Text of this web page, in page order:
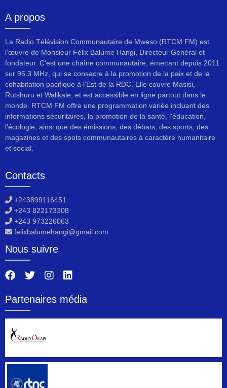
A propos
La Radio Télévision Communautaire de Mweso (RTCM FM) est
l'œuvre de Monsieur Félix Balume Hangi, Directeur Général et
fondateur. C'est une chaîne communautaire, émettant depuis 2011
sur 95.3 MHz, qui se consacre à la promotion de la paix et de la
cohabitation pacifique à l'Est de la RDC. Elle couvre Masisi,
Rutshuru et Walikale, et est accessible en ligne partout dans le
monde. RTCM FM offre une programmation variée incluant des
informations sécuritaires, la promotion de la santé, l'éducation,
l'écologie, ainsi que des émissions, des débats, des sports, des
magazines et des spots communautaires à caractère humanitaire
et social.
Contacts
+243899116451
+243 822173308
+243 973226063
felixbalumehangi@gmail.com
Nous suivre
Partenaires média